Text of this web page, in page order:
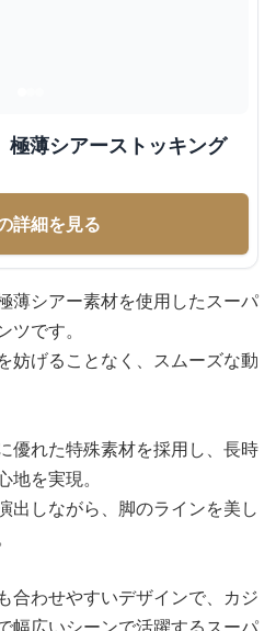
薄シアーストッキング
詳細を見る
薄シアー素材を使用したスーパ
です。
妨げることなく、スムーズな動
優れた特殊素材を採用し、長時
を実現。
出しながら、脚のラインを美し
合わせやすいデザインで、カジ